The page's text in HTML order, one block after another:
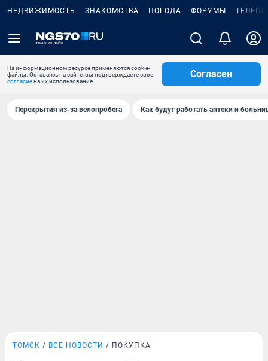
НЕДВИЖИМОСТЬ ЗНАКОМСТВА ПОГОДА ФОРУМЫ
На информационном ресурсе применяются cookie-
файлы. Оставаясь на сайте, вы подтверждаете свое
согласиена их использование.
Согласен
Перекрытия из-за велопробега Как будут работать аптеки и
ТОМСК ВСЕ НОВОСТИ ПОКУПКА